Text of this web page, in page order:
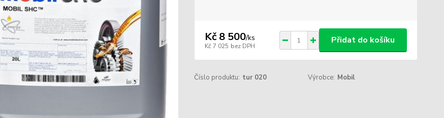
Kč 8 500/ks
Kč 7 025 bez DPH
Přidat do košíku
Číslo produktu: tur 020 Výrobce: Mobil